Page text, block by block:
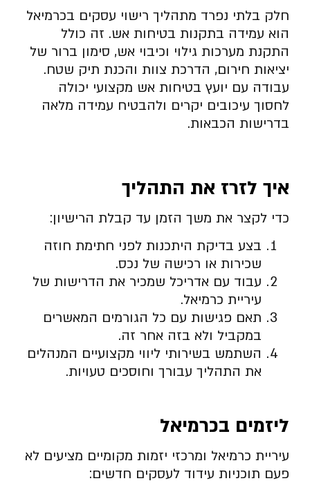
חלק בלתי נפרד מתהליך רישוי עסקים בכרמיאל
הוא עמידה בתקנות בטיחות אש. זה כולל
התקנת מערכות גילוי וכיבוי אש, סימון ברור של
יציאות חירום, הדרכת צוות והכנת תיק שטח.
עבודה עם יועץ בטיחות אש מקצועי יכולה
לחסוך עיכובים יקרים ולהבטיח עמידה מלאה
בדרישות הכבאות.
איך לזרז את התהליך
כדי לקצר את משך הזמן עד קבלת הרישיון:
בצע בדיקת היתכנות לפני חתימת חוזה
שכירות או רכישה של נכס.
עבוד עם אדריכל שמכיר את הדרישות של
עיריית כרמיאל.
תאם פגישות עם כל הגורמים המאשרים
במקביל ולא בזה אחר זה.
השתמש בשירותי ליווי מקצועיים המנהלים
את התהליך עבורך וחוסכים טעויות.
ליזמים בכרמיאל
עיריית כרמיאל ומרכזי יזמות מקומיים מציעים לא
פעם תוכניות עידוד לעסקים חדשים: